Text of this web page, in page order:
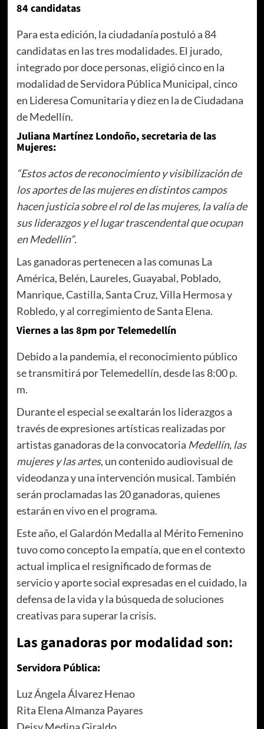
84 candidatas
Para esta edición, la ciudadanía postuló a 84
candidatas en las tres modalidades. El jurado,
integrado por doce personas, eligió cinco en la
modalidad de Servidora Pública Municipal, cinco
en Lideresa Comunitaria y diez en la de Ciudadana
de Medellín.
Juliana Martínez Londoño, secretaria de las
Mujeres:
“Estos actos de reconocimiento y visibilización de
los aportes de las mujeres en distintos campos
hacen justicia sobre el rol de las mujeres, la valía de
sus liderazgos y el lugar trascendental que ocupan
en Medellín”.
Las ganadoras pertenecen a las comunas La
América, Belén, Laureles, Guayabal, Poblado,
Manrique, Castilla, Santa Cruz, Villa Hermosa y
Robledo, y al corregimiento de Santa Elena.
Viernes a las 8pm por Telemedellín
Debido a la pandemia, el reconocimiento público
se transmitirá por Telemedellín, desde las 8:00 p.
m.
Durante el especial se exaltarán los liderazgos a
través de expresiones artísticas realizadas por
artistas ganadoras de la convocatoria Medellín, las
mujeres y las artes, un contenido audiovisual de
videodanza y una intervención musical. También
serán proclamadas las 20 ganadoras, quienes
estarán en vivo en el programa.
Este año, el Galardón Medalla al Mérito Femenino
tuvo como concepto la empatía, que en el contexto
actual implica el resignificado de formas de
servicio y aporte social expresadas en el cuidado, la
defensa de la vida y la búsqueda de soluciones
creativas para superar la crisis.
Las ganadoras por modalidad son:
Servidora Pública:
Luz Ángela Álvarez Henao
Rita Elena Almanza Payares